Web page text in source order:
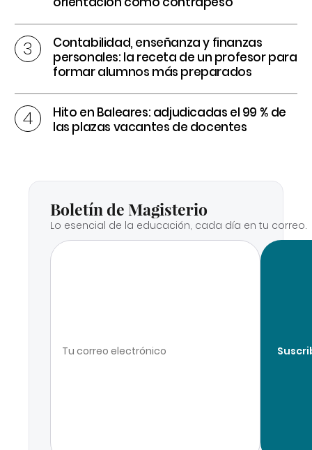
Contabilidad, enseñanza y finanzas
personales: la receta de un profesor para
formar alumnos más preparados
Hito en Baleares: adjudicadas el 99 % de
las plazas vacantes de docentes
Boletín de Magisterio
Lo esencial de la educación, cada día en tu correo.